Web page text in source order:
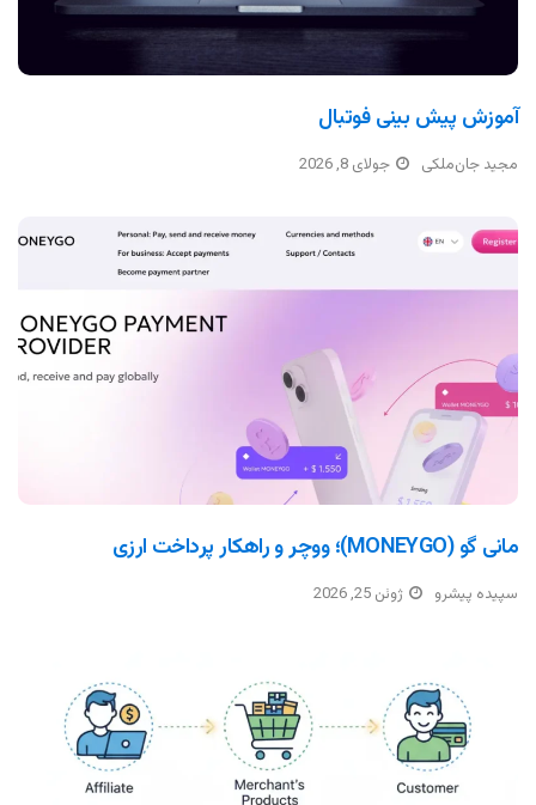
آموزش پیش بینی فوتبال
مجید جان‌ملکی جولای 8, 2026
مانی گو (MONEYGO)؛ ووچر و راهکار پرداخت ارزی
سپیده پیشرو ژوئن 25, 2026